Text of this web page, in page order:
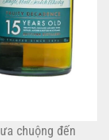
chuộng đến